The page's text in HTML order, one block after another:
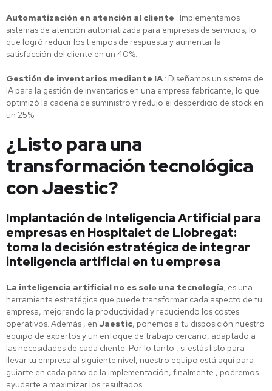
Automatización en atención al cliente : Implementamos
sistemas de atención automatizada para empresas de servicios, lo
que logró reducir los tiempos de respuesta y aumentar la
satisfacción del cliente en un 40%.
Gestión de inventarios mediante IA: Diseñamos un sistema de
IA para la gestión de inventarios en una empresa fabricante, lo que
optimizó la cadena de suministro y redujo el desperdicio de stock en
un 25%.
¿Listo para una
transformación tecnológica
con Jaestic?
Implantación de Inteligencia Artificial para
empresas en Hospitalet de Llobregat:
toma la decisión estratégica de integrar
inteligencia artificial en tu empresa
La inteligencia artificial no es solo una tecnología; es una
herramienta estratégica que puede transformar cada aspecto de tu
empresa, mejorando la productividad y reduciendo los costes
operativos. Además , en Jaestic, ponemos a tu disposición nuestro
equipo de expertos y un enfoque de trabajo cercano, adaptado a
las necesidades de cada cliente. Por lo tanto , si estás listo para
llevar tu empresa al siguiente nivel, nuestro equipo está aquí para
guiarte en cada paso de la implementación, finalmente , podremos
ayudarte a maximizar los resultados.